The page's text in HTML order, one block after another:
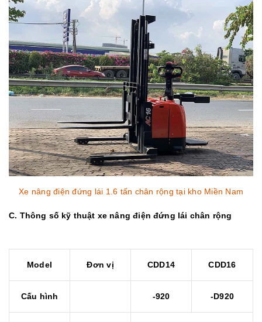
Xe nâng điện đứng lái 1.6 tấn chân rộng tại kho Miền Nam
C. Thông số kỹ thuật xe nâng điện đứng lái chân rộng
Model Đơn vị CDD14 CDD16
Cấu hình -920 -D920